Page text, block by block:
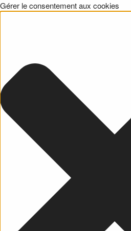
Gérer le consentement aux cookies